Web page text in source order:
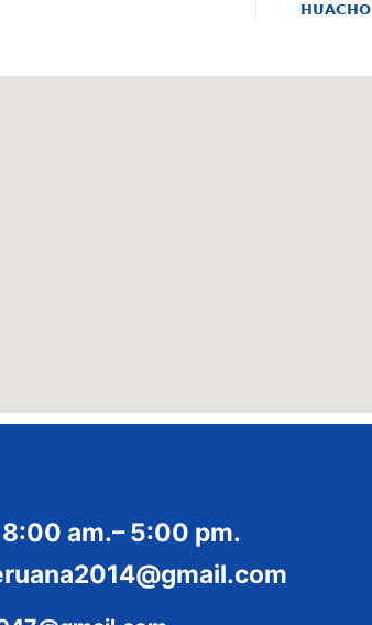
𝗛𝗨𝗔𝗖𝗛𝗢
am.– 5:00 pm.